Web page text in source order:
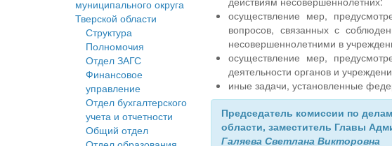
муниципального округа
Тверской области
Структура
Полномочия
Отдел ЗАГС
Финансовое
управление
Отдел бухгалтерского
учета и отчетности
Общий отдел
осуществление мер,
вопросов, связанных с
несовершеннолетними в
осуществление мер,
деятельности органов и
иные задачи, установленные
Председатель комиссии по
области, заместитель Главы
Галяева Светлана Викторовна